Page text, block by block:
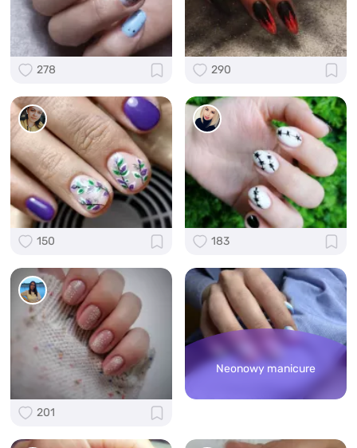
278 290
150 183
201
Neonowy manicure